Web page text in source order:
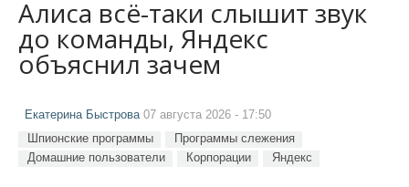
Алиса всё-таки слышит звук
до команды, Яндекс
объяснил зачем
Екатерина Быстрова07 августа 2026 - 17:50
Шпионские программы
Программы слежения
Домашние пользователи
Корпорации Яндекс